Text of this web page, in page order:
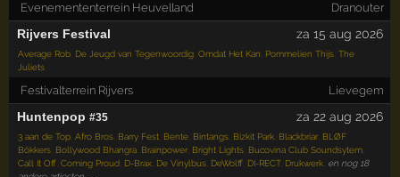
Evenemententerrein Heuvelland Dranouter
Rijvers Festival za 15 aug 2026
Average Rob De Jeugd van Tegenwoordig ,Omdat Het Kan Pommelien Thijs ,The
Juliets
Festivalterrein Rijvers Lievegem
Huntenpop #35 za 22 aug 2026
3 aan de Top ,Afro Bros Barry Fest Bente Bintangs Bizkit Park Blackbriar BLØF,
Bökkers Bollywood Bhangra Brainpower Bright Lights Bucovina Club Soundsytem
Call It Off ,Coming Proud D-Brax De Vinylbus DeWolff DI-RECT, Drukwerk en nog 18